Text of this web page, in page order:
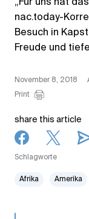
„Für uns hat
nac.today-
Besuch in
Freude und
November 8, 2018
Print
share this article
Schlagworte
Afrika Amerika